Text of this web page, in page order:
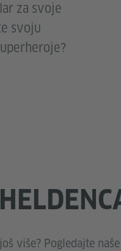
za svoje
svoju
više? Pogledajte